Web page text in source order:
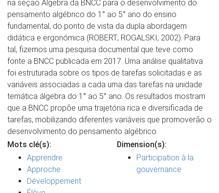
na seção Álgebra da BNCC para o desenvolvimento do
pensamento algébrico do 1° ao 5° ano do ensino
fundamental, do ponto de vista da dupla abordagem
didática e ergonómica (ROBERT; ROGALSKI, 2002). Para
tal, fizemos uma pesquisa documental que teve como
fonte a BNCC publicada em 2017. Uma análise qualitativa
foi estruturada sobre os tipos de tarefas solicitadas e as
variáveis associadas a cada uma das tarefas na unidade
temática álgebra do 1° ao 5° ano. Os resultados mostram
que a BNCC propõe uma trajetória rica e diversificada de
tarefas, mobilizando diferentes variáveis que promoverão o
desenvolvimento do pensamento algébrico.
Mots clé(s):
Apprendre
Approche
Développement
Dimension(s):
Participation à la
gouvernance